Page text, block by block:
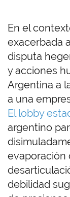
En el
exacerbada
disputa
y acciones
Argentina a
a una
El lobby
argentino
evaporación
debilidad